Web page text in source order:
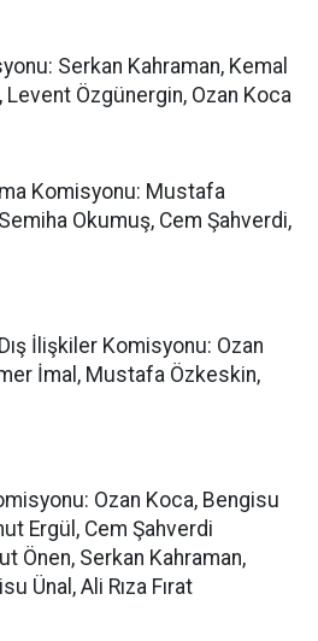
Serkan Kahraman, Kemal
Özgünergin, Ozan Koca
Komisyonu: Mustafa
Okumuş, Cem Şahverdi,
İlişkiler Komisyonu: Ozan
İmal, Mustafa Özkeskin,
Ozan Koca, Bengisu
Ergül, Cem Şahverdi
Önen, Serkan Kahraman,
Ünal, Ali Rıza Fırat